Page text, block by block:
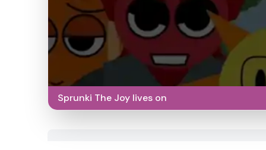
Sprunki The Joy lives on